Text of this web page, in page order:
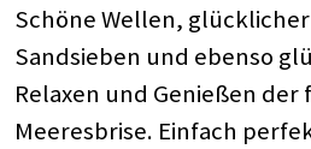
Schöne Wellen,
Sandsieben und ebenso
Relaxen und Genießen der
Meeresbrise. Einfach